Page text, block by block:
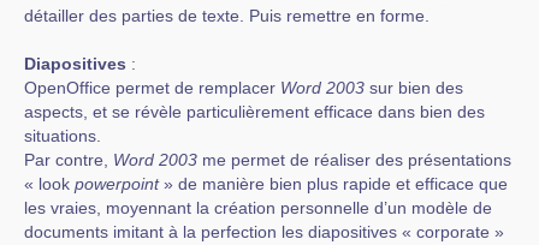
détailler des parties de texte. Puis remettre en forme.
Diapositives :
OpenOffice permet de remplacer Word 2003 sur bien des
aspects, et se révèle particulièrement efficace dans bien des
situations.
Par contre, Word 2003 me permet de réaliser des présentations
« look powerpoint» de manière bien plus rapide et efficace que
les vraies, moyennant la création personnelle d’un modèle de
documents imitant à la perfection les diapositives « corporate »